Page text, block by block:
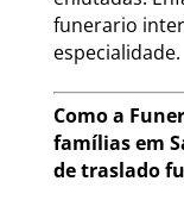
funerario
especialidade.
Como a
famílias em
de traslado